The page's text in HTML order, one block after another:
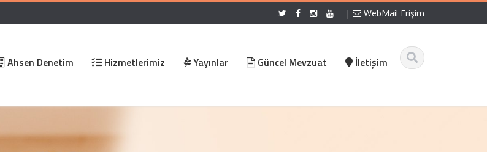
| WebMail Erişim
Ahsen Denetim Hizmetlerimiz Yayınlar Güncel Mevzuat İletişim